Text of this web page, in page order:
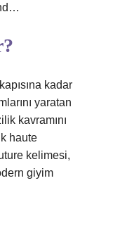
kadar
yaratan
kavramını
haute
kelimesi,
giyim